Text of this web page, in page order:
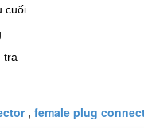
cuối
tra
, female plug